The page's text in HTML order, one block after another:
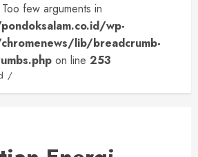
few arguments in
wp-
lib/breadcrumb-
on line 253